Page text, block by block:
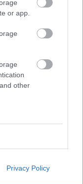
or app.
other
Privacy Policy